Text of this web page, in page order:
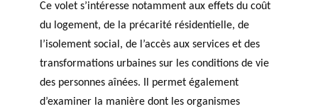
Ce volet s’intéresse notamment aux effets du coût
du logement, de la précarité résidentielle, de
l’isolement social, de l’accès aux services et des
transformations urbaines sur les conditions de vie
des personnes aînées. Il permet également
d’examiner la manière dont les organismes